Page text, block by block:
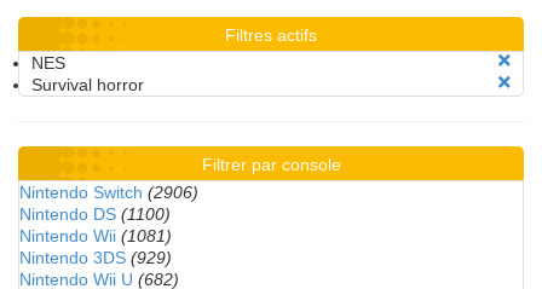
Filtres actifs
NES
Survival horror
Filtrer par console
Nintendo Switch (2906)
Nintendo DS (1100)
Nintendo Wii (1081)
Nintendo 3DS (929)
Nintendo Wii U (682)